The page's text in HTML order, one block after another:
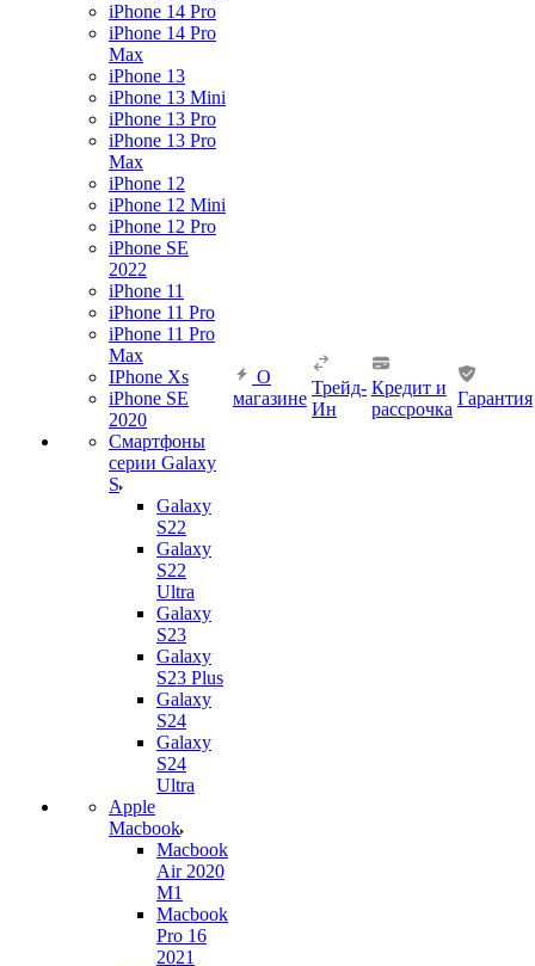
iPhone 14 Pro
iPhone 14 Pro
Max
iPhone 13
iPhone 13 Mini
iPhone 13 Pro
iPhone 13 Pro
Max
iPhone 12
iPhone 12 Mini
iPhone 12 Pro
iPhone SE
2022
iPhone 11
iPhone 11 Pro
iPhone 11 Pro
Max
IPhone Xs
iPhone SE
2020
Смартфоны
серии Galaxy
S
Galaxy
S22
Galaxy
S22
Ultra
Galaxy
S23
Galaxy
S23 Plus
Galaxy
S24
Galaxy
S24
Ultra
Apple
Macbook
Macbook
Air 2020
M1
Macbook
Pro 16
2021
О
магазине
Трейд-
Ин
Кредит и
рассрочка
Гарантия